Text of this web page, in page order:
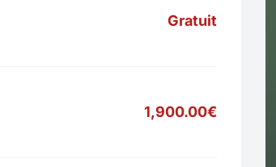
Gratuit
1,900.00€